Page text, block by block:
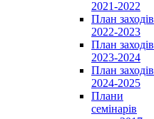
2021-2022
План заходів
2022-2023
План заходів
2023-2024
План заходів
2024-2025
Плани
семінарів